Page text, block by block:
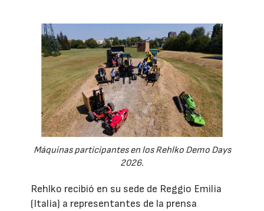
Máquinas participantes en los Rehlko Demo Days
2026.
Rehlko recibió en su sede de Reggio Emilia
(Italia) a representantes de la prensa